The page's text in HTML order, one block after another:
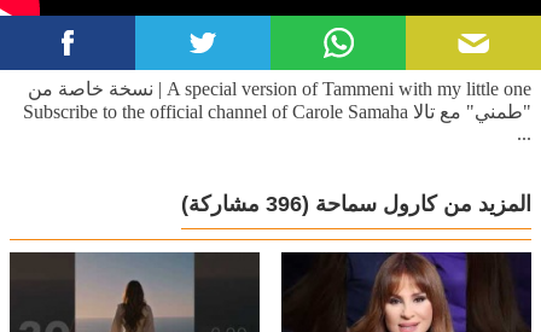
A special version of Tammeni with my little one | نسخة خاصة من
"طمني" مع تالا Subscribe to the official channel of Carole Samaha
...
المزيد من كارول سماحة (396 مشاركة)